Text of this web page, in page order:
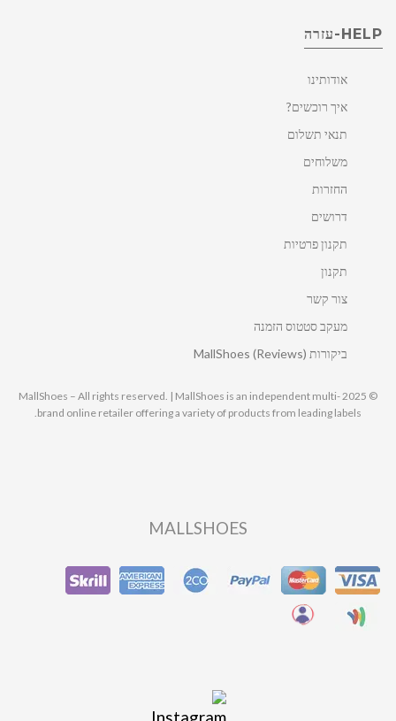
HELP-עזרה
אודותינו
איך רוכשים?
תנאי תשלום
משלוחים
החזרות
דרושים
תקנון פרטיות
תקנון
צור קשר
מעקב סטטוס הזמנה
ביקורות MallShoes (Reviews)
© 2025 MallShoes – All rights reserved. | MallShoes is an independent multi-
brand online retailer offering a variety of products from leading labels.
MALLSHOES